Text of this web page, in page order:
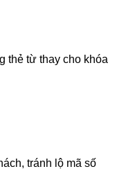
thẻ từ thay cho khóa
tránh lộ mã số